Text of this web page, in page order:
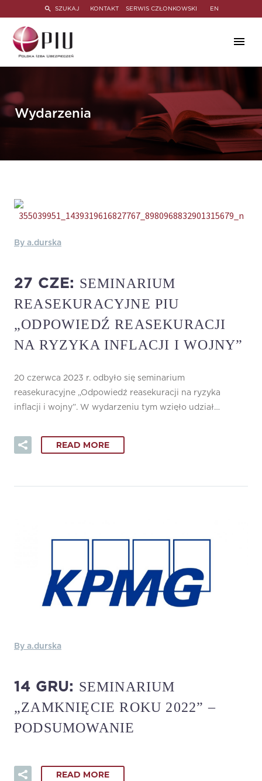
SZUKAJ KONTAKT SERWIS CZŁONKOWSKI EN
Wydarzenia
By a.durska
27 CZE: SEMINARIUM
REASEKURACYJNE PIU
„ODPOWIEDŹ REASEKURACJI
NA RYZYKA INFLACJI I WOJNY”
20 czerwca 2023 r. odbyło się seminarium
reasekuracyjne „Odpowiedź reasekuracji na ryzyka
inflacji i wojny”. W wydarzeniu tym wzięło udział…
READ MORE
By a.durska
14 GRU: SEMINARIUM
„ZAMKNIĘCIE ROKU 2022” –
PODSUMOWANIE
READ MORE